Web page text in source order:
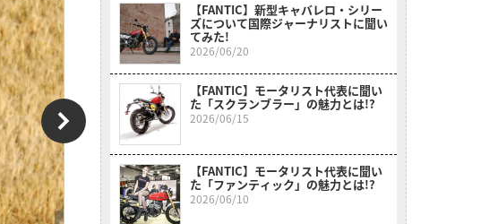
【FANTIC】新型キャバレロ・シリー
ズについて国際ジャーナリストに聞い
てみた!
2026/06/20
【FANTIC】モータリスト代表に聞い
た「スクランブラー」の魅力とは!?
2026/06/15
【FANTIC】モータリスト代表に聞い
た「ファンティック」の魅力とは!?
2026/06/10